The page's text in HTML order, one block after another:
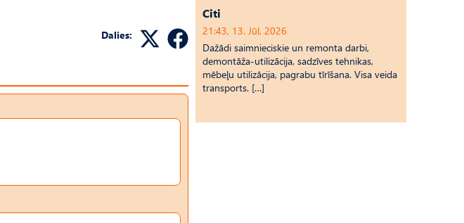
Dalies:
Citi
21:43, 13. Jūl, 2026
Dažādi saimnieciskie un remonta darbi,
demontāža-utilizācija, sadzīves tehnikas,
mēbeļu utilizācija, pagrabu tīrīšana. Visa veida
transports. […]